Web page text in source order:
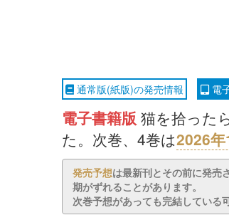
通常版(紙版)の発売情報 電
電子書籍版 猫を拾った
た。次巻、4巻は2026
発売予想は最新刊とその前に発売
期がずれることがあります。
次巻予想があっても完結している